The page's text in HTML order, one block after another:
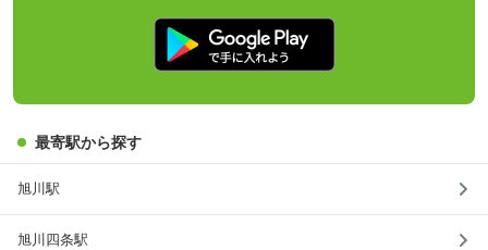
最寄駅から探す
旭川駅
旭川四条駅